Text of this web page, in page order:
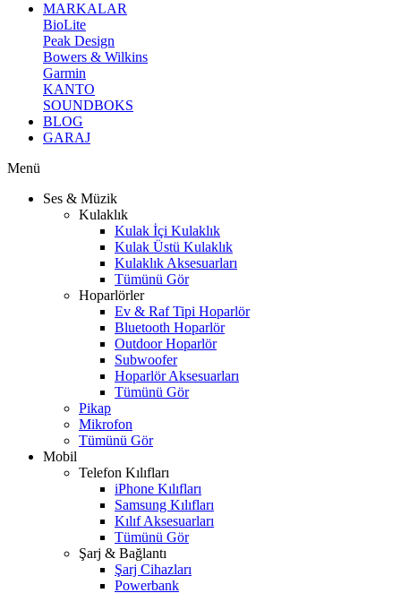
MARKALAR
BioLite
Peak Design
Bowers & Wilkins
Garmin
KANTO
SOUNDBOKS
BLOG
GARAJ
Menü
Ses & Müzik
Kulaklık
Kulak İçi Kulaklık
Kulak Üstü Kulaklık
Kulaklık Aksesuarları
Tümünü Gör
Hoparlörler
Ev & Raf Tipi Hoparlör
Bluetooth Hoparlör
Outdoor Hoparlör
Subwoofer
Hoparlör Aksesuarları
Tümünü Gör
Pikap
Mikrofon
Tümünü Gör
Mobil
Telefon Kılıfları
iPhone Kılıfları
Samsung Kılıfları
Kılıf Aksesuarları
Tümünü Gör
Şarj & Bağlantı
Şarj Cihazları
Powerbank